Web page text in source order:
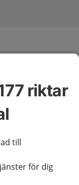
riktar
till
för dig